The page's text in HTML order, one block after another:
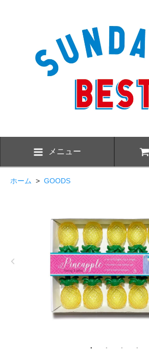
メニュー
ホーム > GOODS